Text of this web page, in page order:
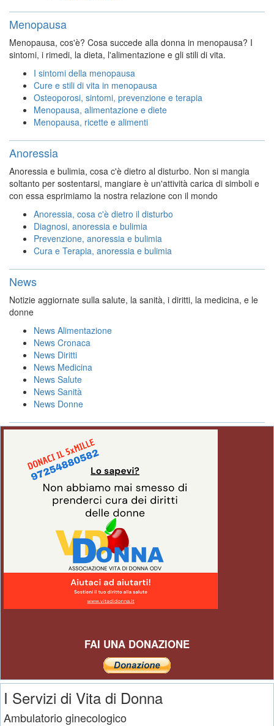
Menopausa
Menopausa, cos'è? Cosa succede alla donna in menopausa? I
sintomi, i rimedi, la dieta, l'alimentazione e gli stili di vita.
I sintomi della menopausa
Cure e stili di vita in menopausa
Osteoporosi, sintomi, prevenzione e terapia
Menopausa, alimentazione e diete
Menopausa, ricette e alimenti
Anoressia
Anoressia e bulimia, cosa c'è dietro al disturbo. Non si mangia
soltanto per sostentarsi, mangiare è un'attività carica di simboli e
con essa esprimiamo la nostra relazione con il mondo
Anoressia, cosa c'è dietro il disturbo
Diagnosi, anoressia e bulimia
Prevenzione, anoressia e bulimia
Cura e Terapia, anoressia e bulimia
News
Notizie aggiornate sulla salute, la sanità, i diritti, la medicina, e le
donne
News Alimentazione
News Cronaca
News Diritti
News Medicina
News Salute
News Sanità
News Donne
FAI UNA DONAZIONE
I Servizi di Vita di Donna
Ambulatorio ginecologico